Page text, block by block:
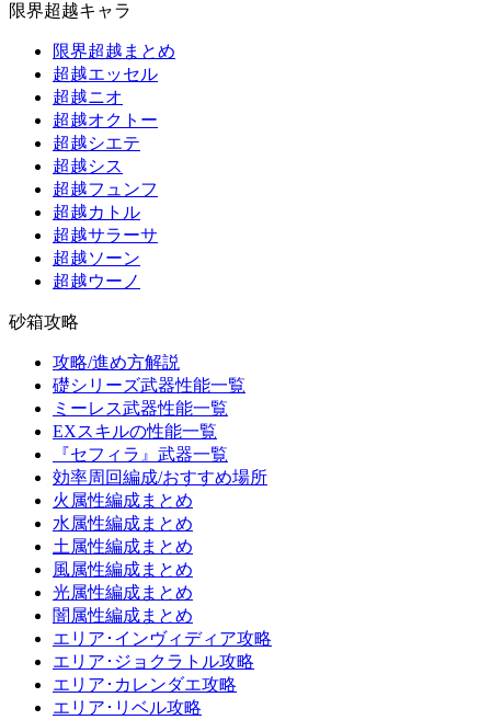
限界超越キャラ
限界超越まとめ
超越エッセル
超越ニオ
超越オクトー
超越シエテ
超越シス
超越フュンフ
超越カトル
超越サラーサ
超越ソーン
超越ウーノ
砂箱攻略
攻略/進め方解説
礎シリーズ武器性能一覧
ミーレス武器性能一覧
EXスキルの性能一覧
『セフィラ』武器一覧
効率周回編成/おすすめ場所
火属性編成まとめ
水属性編成まとめ
土属性編成まとめ
風属性編成まとめ
光属性編成まとめ
闇属性編成まとめ
エリア･インヴィディア攻略
エリア･ジョクラトル攻略
エリア･カレンダエ攻略
エリア･リベル攻略